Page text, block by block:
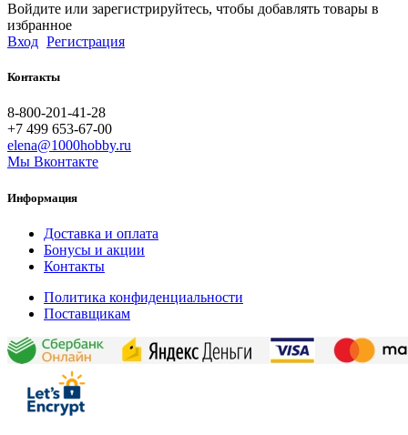
Войдите или зарегистрируйтесь, чтобы добавлять товары в
избранное
Вход Регистрация
Контакты
8-800-201-41-28
+7 499 653-67-00
elena@1000hobby.ru
Мы Вконтакте
Информация
Доставка и оплата
Бонусы и акции
Контакты
Политика конфиденциальности
Поставщикам